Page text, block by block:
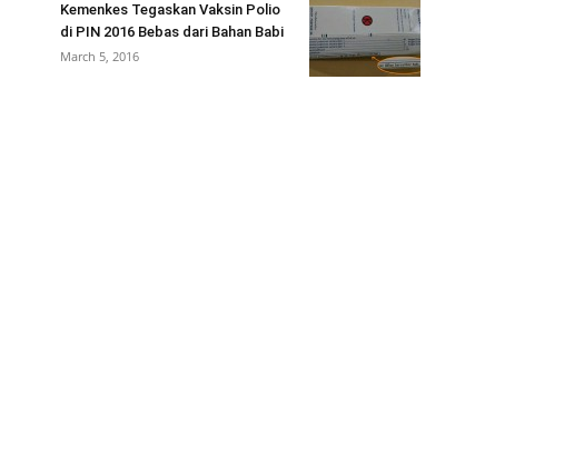
Kemenkes Tegaskan Vaksin Polio
di PIN 2016 Bebas dari Bahan Babi
March 5, 2016